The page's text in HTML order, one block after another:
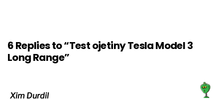
6 Replies to “Test ojetiny Tesla Model 3
Long Range”
Xim Durdil